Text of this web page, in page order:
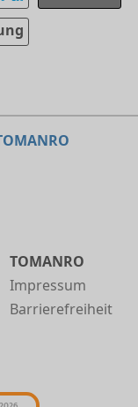
TOMANRO
Impressum
Barrierefreiheit